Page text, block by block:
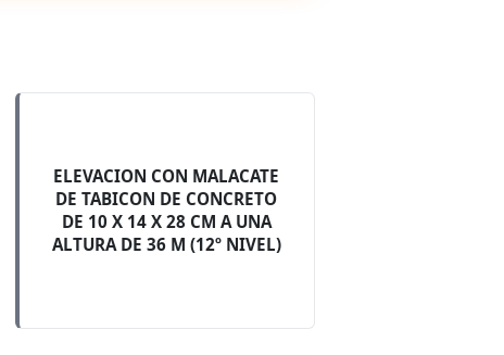
ELEVACION CON MALACATE
DE TABICON DE CONCRETO
DE 10 X 14 X 28 CM A UNA
ALTURA DE 36 M (12º NIVEL)